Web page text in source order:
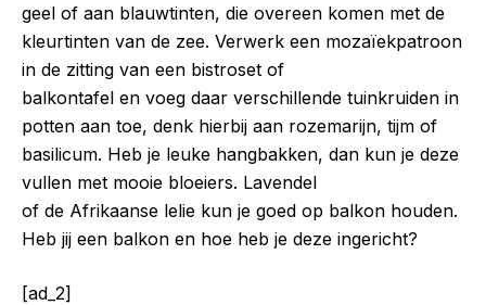
geel of aan blauwtinten, die overeen komen met de
kleurtinten van de zee. Verwerk een mozaïekpatroon
in de zitting van een bistroset of
balkontafel en voeg daar verschillende tuinkruiden in
potten aan toe, denk hierbij aan rozemarijn, tijm of
basilicum. Heb je leuke hangbakken, dan kun je deze
vullen met mooie bloeiers. Lavendel
of de Afrikaanse lelie kun je goed op balkon houden.
Heb jij een balkon en hoe heb je deze ingericht?
[ad_2]